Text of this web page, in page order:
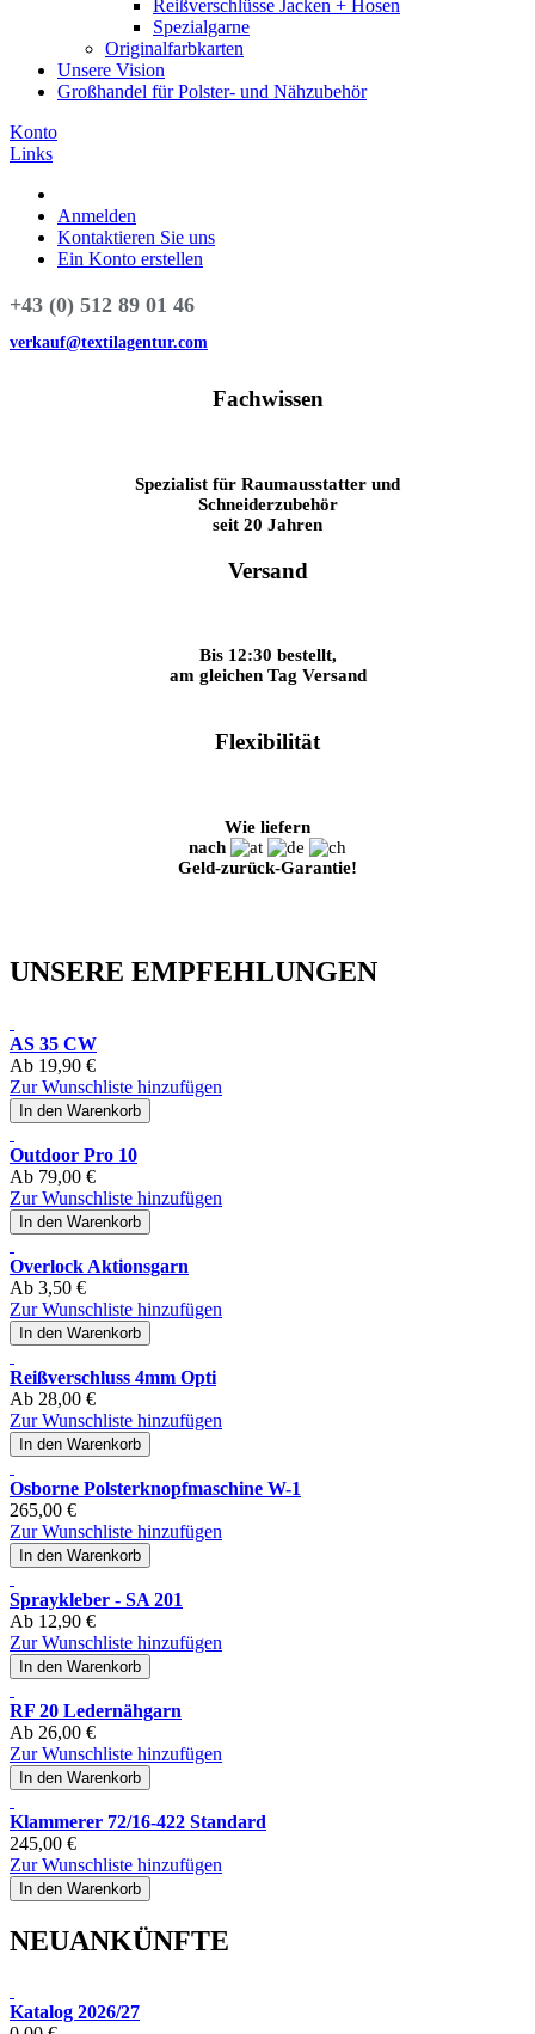
Reißverschlüsse Jacken + Hosen
Spezialgarne
Originalfarbkarten
Unsere Vision
Großhandel für Polster- und Nähzubehör
Konto
Links
Anmelden
Kontaktieren Sie uns
Ein Konto erstellen
+43 (0) 512 89 01 46
verkauf@textilagentur.com
Fachwissen
Spezialist für Raumausstatter und
Schneiderzubehör
seit 20 Jahren
Versand
Bis 12:30 bestellt,
am gleichen Tag Versand
Flexibilität
Wie liefern
nach
Geld-zurück-Garantie!
UNSERE EMPFEHLUNGEN
AS 35 CW
Ab 19,90 €
Zur Wunschliste hinzufügen
In den Warenkorb
Outdoor Pro 10
Ab 79,00 €
Zur Wunschliste hinzufügen
In den Warenkorb
Overlock Aktionsgarn
Ab 3,50 €
Zur Wunschliste hinzufügen
In den Warenkorb
Reißverschluss 4mm Opti
Ab 28,00 €
Zur Wunschliste hinzufügen
In den Warenkorb
Osborne Polsterknopfmaschine W-1
265,00 €
Zur Wunschliste hinzufügen
In den Warenkorb
Spraykleber - SA 201
Ab 12,90 €
Zur Wunschliste hinzufügen
In den Warenkorb
RF 20 Ledernähgarn
Ab 26,00 €
Zur Wunschliste hinzufügen
In den Warenkorb
Klammerer 72/16-422 Standard
245,00 €
Zur Wunschliste hinzufügen
In den Warenkorb
NEUANKÜNFTE
Katalog 2026/27